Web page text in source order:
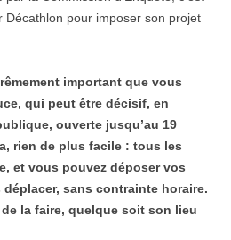
Décathlon pour imposer son projet
important que vous
qui peut être décisif, en
ouverte jusqu’au 19
rien de plus facile : tous les
et vous pouvez déposer vos
sans contrainte horaire.
la faire, quelque soit son lieu